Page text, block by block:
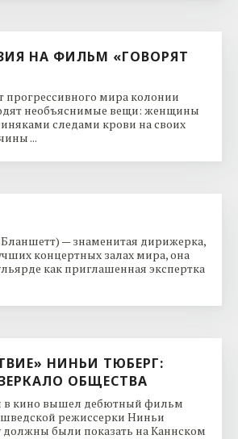
НА ФИЛЬМ «ГОВОРЯТ
прогрессивного мира колонии
необъяснимые вещи: женщины
следами крови на своих
...
— знаменитая дирижерка,
концертных залах мира, она
как приглашенная экспертка
НИНЬИ ТЮБЕРГ:
ОБЩЕСТВА
в кино вышел дебютный фильм
шведской режиссерки Ниньи
должны были показать на Каннском